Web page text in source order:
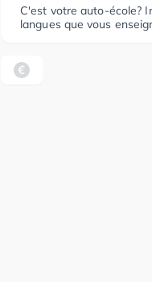
C'est votre auto-école?
langues que vous